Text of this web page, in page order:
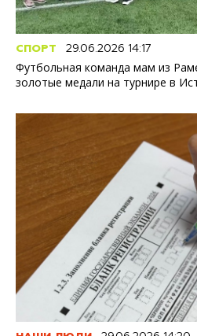
СПОРТ 29.06.2026 14:17
Футбольная команда мам из
золотые медали на турнире в